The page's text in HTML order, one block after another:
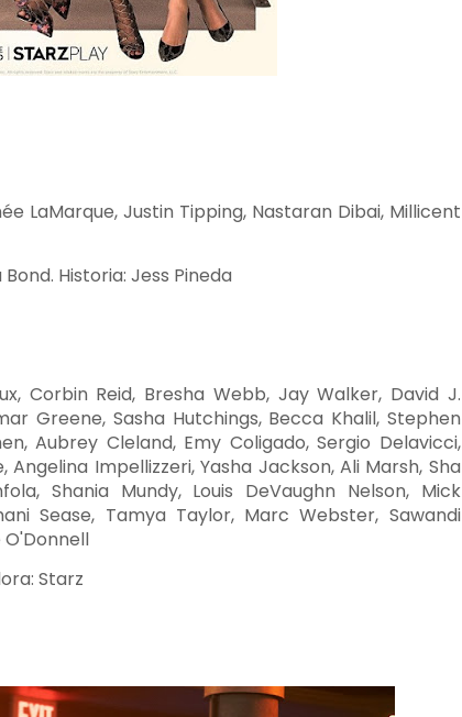
LaMarque, Justin Tipping, Nastaran Dibai, Millicent
Historia: Jess Pineda
Corbin Reid, Bresha Webb, Jay Walker, David J.
Greene, Sasha Hutchings, Becca Khalil, Stephen
Aubrey Cleland, Emy Coligado, Sergio Delavicci,
Angelina Impellizzeri, Yasha Jackson, Ali Marsh, Sha
Shania Mundy, Louis DeVaughn Nelson, Mick
Sease, Tamya Taylor, Marc Webster, Sawandi
O'Donnell
Starz